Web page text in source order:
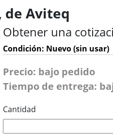
de Aviteq
Obtener una
Condición: Nuevo (sin usar)
Precio: bajo pedido
Tiempo de entrega:
Cantidad